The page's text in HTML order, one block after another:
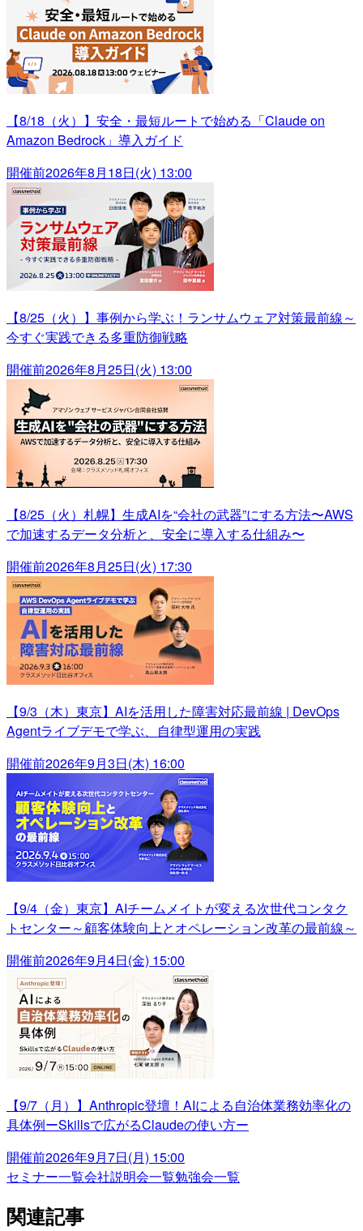
【8/18（火）】安全・最短ルートで始める「Claude on
Amazon Bedrock」導入ガイド
開催前2026年8月18日(火) 13:00
【8/25（火）】事例から学ぶ！ランサムウェア対策最前線～
今すぐ実践できる多重防御戦略
開催前2026年8月25日(火) 13:00
【8/25（火）札幌】生成AIを“会社の武器”にする方法〜AWS
で加速するデータ分析と、安全に導入する仕組み〜
開催前2026年8月25日(火) 17:30
【9/3（木）東京】AIを活用した障害対応最前線 | DevOps
Agentライブデモで学ぶ、自律型運用の実践
開催前2026年9月3日(木) 16:00
【9/4（金）東京】AIチームメイトが変える次世代コンタク
トセンター～顧客体験向上とオペレーション改革の最前線～
開催前2026年9月4日(金) 15:00
【9/7（月）】Anthropic登壇！AIによる自治体業務効率化の
具体例ーSkillsで広がるClaudeの使い方ー
開催前2026年9月7日(月) 15:00
セミナー一覧会社説明会一覧勉強会一覧
関連記事